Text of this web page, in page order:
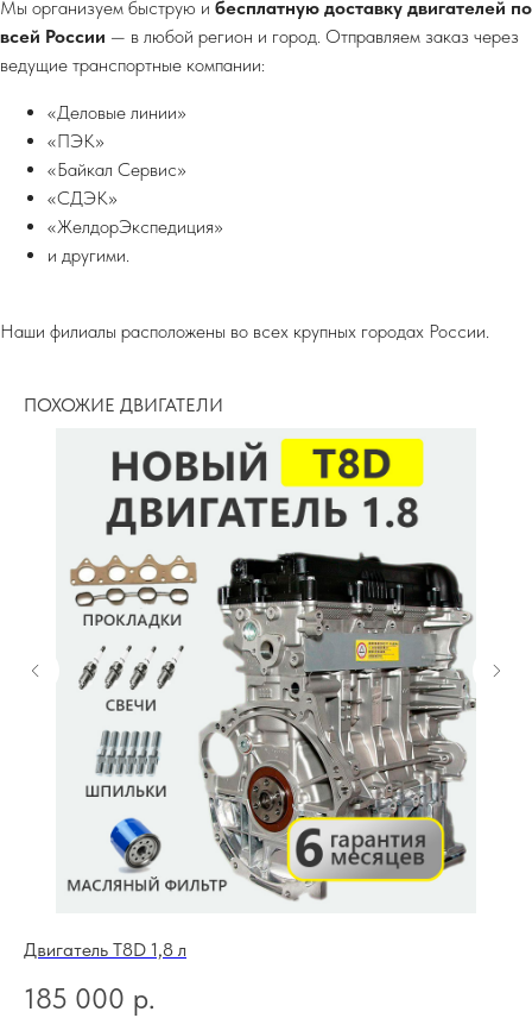
Мы организуем быструю и бесплатную доставку двигателей по
всей России — в любой регион и город. Отправляем заказ через
ведущие транспортные компании:
«Деловые линии»
«ПЭК»
«Байкал Сервис»
«СДЭК»
«ЖелдорЭкспедиция»
и другими.
Наши филиалы расположены во всех крупных городах России.
ПОХОЖИЕ ДВИГАТЕЛИ
Двигатель T8D 1,8 л
185 000 р.